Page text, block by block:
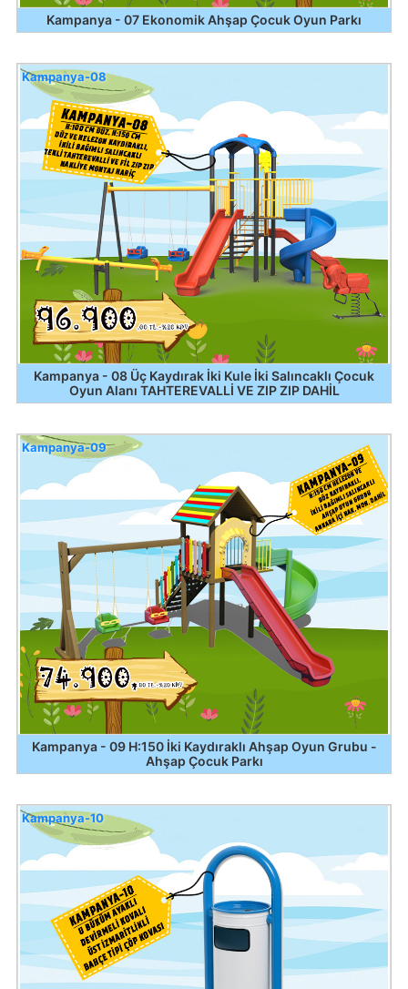
Kampanya - 07 Ekonomik Ahşap Çocuk Oyun Parkı
Kampanya - 08 Üç Kaydırak İki Kule İki Salıncaklı Çocuk
Oyun Alanı TAHTEREVALLİ VE ZIP ZIP DAHİL
Kampanya-08
Kampanya - 09 H:150 İki Kaydıraklı Ahşap Oyun Grubu -
Ahşap Çocuk Parkı
Kampanya-09
Kampanya-10